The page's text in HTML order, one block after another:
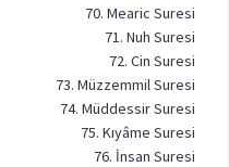
70. Mearic Suresi
71. Nuh Suresi
72. Cin Suresi
73. Müzzemmil Suresi
74. Müddessir Suresi
75. Kıyâme Suresi
76. İnsan Suresi